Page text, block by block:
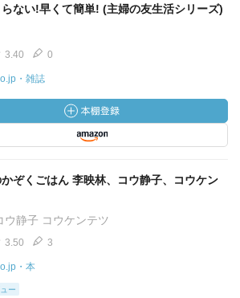
ない!早くて簡単! (主婦の友生活シリーズ)
3.40 0
・雑誌
ぞくごはん 李映林、コウ静子、コウケン
ウ静子 コウケンテツ
3.50 3
・本
ー